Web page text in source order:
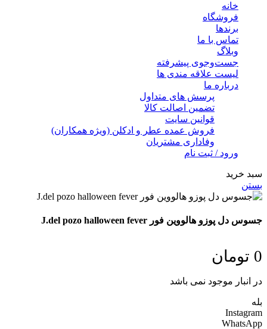
خانه
فروشگاه
برندها
تماس با ما
وبلاگ
جست‌وجوی پیشرفته
لیست علاقه مندی ها
درباره ما
پرسش های متداول
تضمین اصالت کالا
قوانین سایت
فروش عمده عطر و ادکلن (ویژه همکاران)
وفاداری مشتریان
ورود / ثبت نام
سبد خرید
بستن
جسوس دل پوزو هالووین فور J.del pozo halloween fever
0 تومان
در انبار موجود نمی باشد
بله
Instagram
WhatsApp